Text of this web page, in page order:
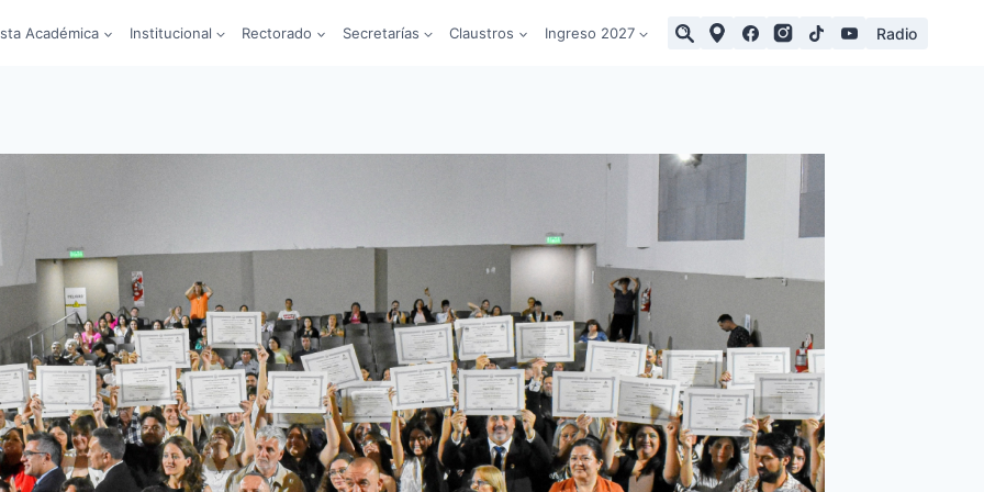
Académica Institucional Rectorado Secretarías Claustros Ingreso 2027 Radio